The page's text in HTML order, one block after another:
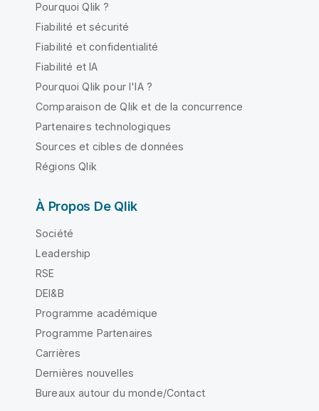
Pourquoi Qlik ?
Fiabilité et sécurité
Fiabilité et confidentialité
Fiabilité et IA
Pourquoi Qlik pour l'IA ?
Comparaison de Qlik et de la concurrence
Partenaires technologiques
Sources et cibles de données
Régions Qlik
À Propos De Qlik
Société
Leadership
RSE
DEI&B
Programme académique
Programme Partenaires
Carrières
Dernières nouvelles
Bureaux autour du monde/Contact